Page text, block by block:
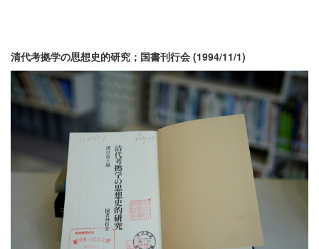
清代考拠学の思想史的研究；国書刊行会 (1994/11/1)